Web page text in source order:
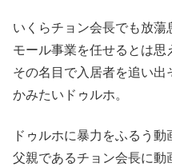
いくらチョン会長でも放
モール事業を任せるとは思
その名目で入居者を追い
かみたいドゥルホ。
ドゥルホに暴力をふるう
父親であるチョン会長に